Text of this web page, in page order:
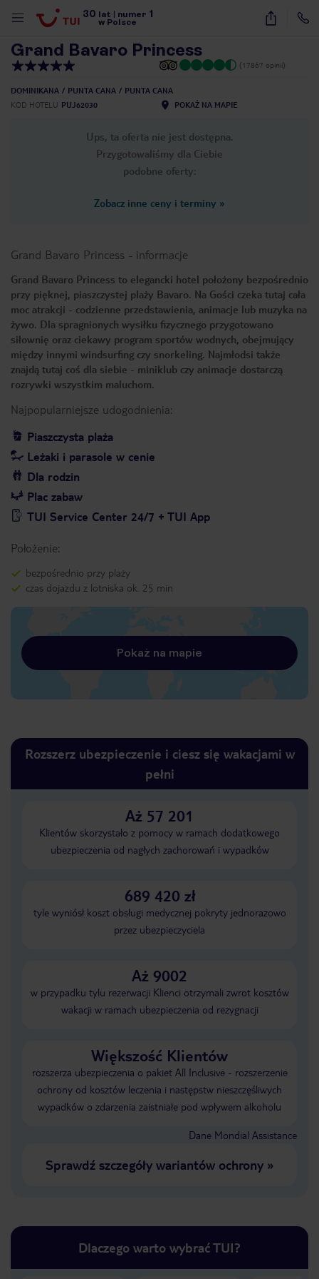
30 lat numer 1
w Polsce
39
Grand Bavaro Princess
(17867 opinii)
DOMINIKANA PUNTA CANA
PUNTA CANA
KOD HOTELU PUJ62030 POKAŻ NA MAPIE
Ups, ta oferta nie jest dostępna.
Przygotowaliśmy dla Ciebie
podobne oferty:
Zobacz inne ceny i terminy »
Grand Bavaro Princess - informacje
Grand Bavaro Princess to elegancki hotel położony bezpośrednio
przy pięknej, piaszczystej plaży Bavaro. Na Gości czeka tutaj cała
moc atrakcji - codzienne przedstawienia, animacje lub muzyka na
żywo. Dla spragnionych wysiłku fizycznego przygotowano
siłownię oraz ciekawy program sportów wodnych, obejmujący
między innymi windsurfing czy snorkeling. Najmłodsi także
znajdą tutaj coś dla siebie - miniklub czy animacje dostarczą
rozrywki wszystkim maluchom.
Najpopularniejsze udogodnienia:
Piaszczysta plaża
Leżaki i parasole w cenie
Dla rodzin
Plac zabaw
TUI Service Center 24/7 + TUI App
Położenie:
bezpośrednio przy plaży
czas dojazdu z lotniska ok. 25 min
Pokaż na mapie
Rozszerz ubezpieczenie i ciesz się wakacjami w
pełni
Aż 57 201
Klientów skorzystało z pomocy w ramach dodatkowego
ubezpieczenia od nagłych zachorowań i wypadków
689 420 zł
tyle wyniósł koszt obsługi medycznej pokryty jednorazowo
przez ubezpieczyciela
Aż 9002
w przypadku tylu rezerwacji Klienci otrzymali zwrot kosztów
wakacji w ramach ubezpieczenia od rezygnacji
Większość Klientów
rozszerza ubezpieczenia o pakiet All Inclusive - rozszerzenie
ochrony od kosztów leczenia i następstw nieszczęśliwych
wypadków o zdarzenia zaistniałe pod wpływem alkoholu
Dane Mondial Assistance
Sprawdź szczegóły wariantów ochrony»
Dlaczego warto wybrać TUI?